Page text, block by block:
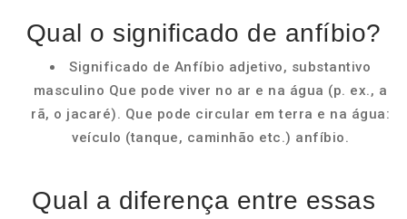
Qual o significado de anfíbio?
Significado de Anfíbio adjetivo, substantivo
masculino Que pode viver no ar e na água (p. ex., a
rã, o jacaré). Que pode circular em terra e na água:
veículo (tanque, caminhão etc.) anfíbio.
Qual a diferença entre essas